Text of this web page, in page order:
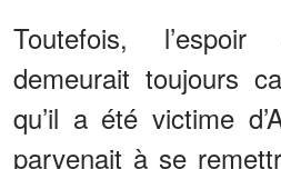
Toutefois,
demeurait toujours
qu’il a été victime
parvenait à se